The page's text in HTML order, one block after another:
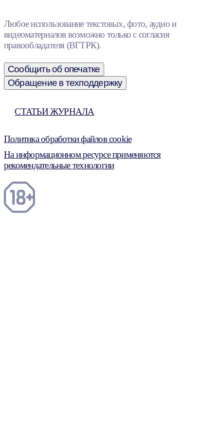
Любое использование текстовых, фото, аудио и
видеоматериалов возможно только с согласия
правообладателя (ВГТРК).
Сообщить об опечатке
Обращение в техподдержку
СТАТЬИ ЖУРНАЛА
Политика обработки файлов cookie
На информационном ресурсе применяются
рекомендательные технологии